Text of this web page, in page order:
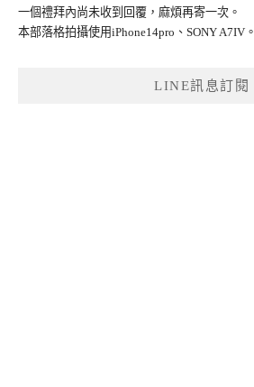
一個禮拜內尚未收到回覆，麻煩再寄一次。
本部落格拍攝使用iPhone14pro、SONY A7IV。
LINE訊息訂閱